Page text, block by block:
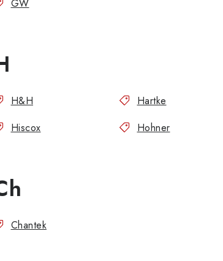
GW
H&H Hartke
Hiscox
Hohner
Chantek